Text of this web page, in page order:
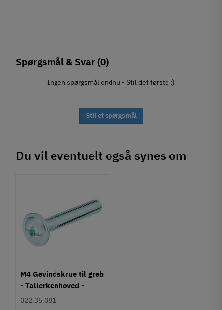
Spørgsmål & Svar(0)
Ingen spørgsmål endnu - Stil det første :)
Stil et spørgsmål
Du vil eventuelt også synes om
M4 Gevindskrue til greb
- Tallerkenhoved -
Krydskærv
022.35.081